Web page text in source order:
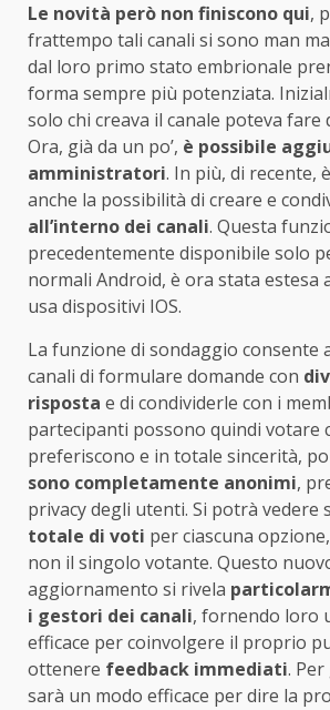
Le novità però non finiscono qui,
frattempo tali canali si sono man
dal loro primo stato embrionale
forma sempre più potenziata.
solo chi creava il canale poteva fare
Ora, già da un po’, è possibile
amministratori. In più, di recente,
anche la possibilità di creare e
all’interno dei canali. Questa
precedentemente disponibile solo
normali Android, è ora stata estesa
usa dispositivi IOS.
La funzione di sondaggio consente
canali di formulare domande con
risposta e di condividerle con i
partecipanti possono quindi votare
preferiscono e in totale sincerità,
sono completamente anonimi,
privacy degli utenti. Si potrà vedere
totale di voti per ciascuna
non il singolo votante. Questo
aggiornamento si rivela
i gestori dei canali, fornendo loro
efficace per coinvolgere il proprio
ottenere feedback immediati.
sarà un modo efficace per dire la